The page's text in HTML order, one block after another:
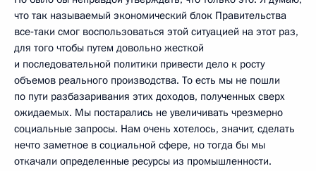
что так называемый экономический блок Правительства
все‑таки смог воспользоваться этой ситуацией на этот раз,
для того чтобы путем довольно жесткой
и последовательной политики привести дело к росту
объемов реального производства. То есть мы не пошли
по пути разбазаривания этих доходов, полученных сверх
ожидаемых. Мы постарались не увеличивать чрезмерно
социальные запросы. Нам очень хотелось, значит, сделать
нечто заметное в социальной сфере, но тогда бы мы
откачали определенные ресурсы из промышленности.